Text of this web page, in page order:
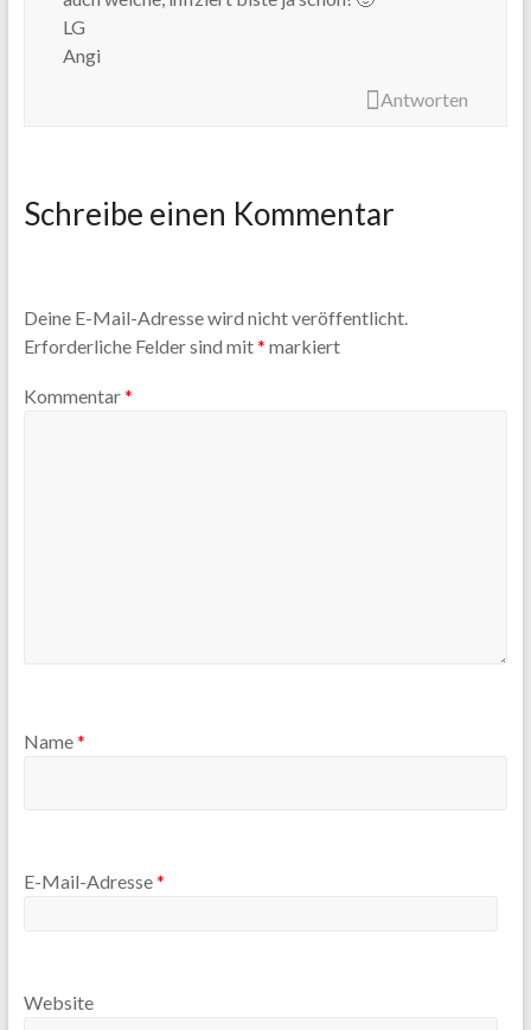
LG
Angi
Antworten
Schreibe einen Kommentar
Deine E-Mail-Adresse wird nicht veröffentlicht.
Erforderliche Felder sind mit* markiert
Kommentar*
Name*
E-Mail-Adresse*
Website